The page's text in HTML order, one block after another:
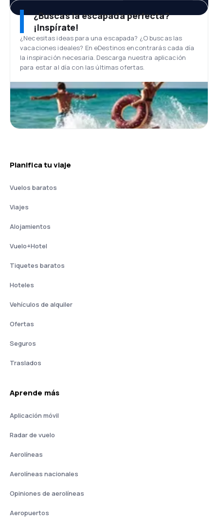
¿Buscas la escapada perfecta?
¡Inspírate!
¿Necesitas ideas para una escapada? ¿O buscas las
vacaciones ideales? En eDestinos encontrarás cada día
la inspiración necesaria. Descarga nuestra aplicación
para estar al día con las últimas ofertas.
Planifica tu viaje
Vuelos baratos
Viajes
Alojamientos
Vuelo+Hotel
Tiquetes baratos
Hoteles
Vehículos de alquiler
Ofertas
Seguros
Traslados
Aprende más
Aplicación móvil
Radar de vuelo
Aerolíneas
Aerolíneas nacionales
Opiniones de aerolíneas
Aeropuertos